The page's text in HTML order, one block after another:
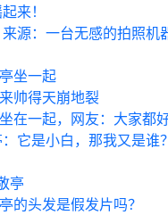
来！
源：一台无感的拍照机
坐一起
帅得天崩地裂
在一起，网友：大家都
它是小白，那我又是谁
亭
的头发是假发片吗？